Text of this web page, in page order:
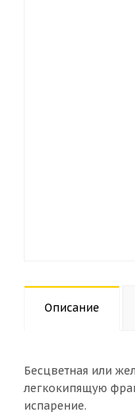
Описание
Бесцветная или
легкокипящую
испарение.